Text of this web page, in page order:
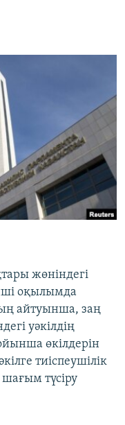
жөніндегі
оқылымда
айтуынша, заң
уәкілдің
өкілдерін
тиіспеушілік
шағым түсіру